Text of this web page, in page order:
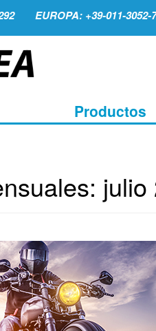
EUROPA: +39-011-3052-
Productos
julio